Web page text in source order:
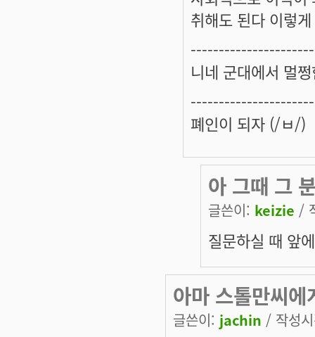
취해도 된다 이렇
니네 군대에서 멀
폐인이 되자 (/ㅂ/)
아 그때 그
글쓴이: keizie /
질문하실 때 앞
아마 스톨만씨
글쓴이: jachin / 작성